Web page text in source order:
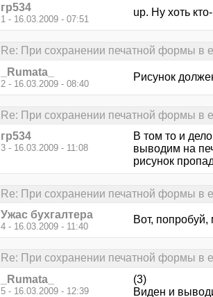
гр534
1 - 16.03.2009 - 07:51
up. Ну хоть
Re: При сохранении печатной формы в
_Rumata_
2 - 16.03.2009 - 08:40
Рисунок
Re: При сохранении печатной формы в
гр534
3 - 16.03.2009 - 11:08
В том то и
выводим на
рисунок
Re: При сохранении печатной формы в
Ужас бухгалтера
4 - 16.03.2009 - 11:40
Вот,
Re: При сохранении печатной формы в
_Rumata_
5 - 16.03.2009 - 12:39
(3)
Виден и